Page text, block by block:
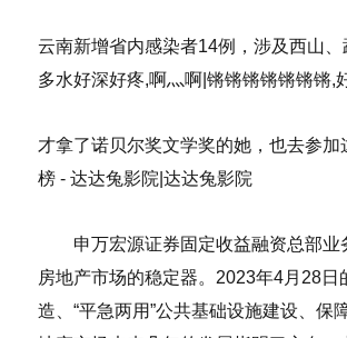
云南新增省内感染者14例，涉及西山
多水好深好疼,啊灬啊|锵锵锵锵锵锵锵,
才拿了诺贝尔奖文学奖的她，也去参
榜 - 达达兔影院|达达兔影院
申万宏源证券固定收益融资总部业
房地产市场的稳定器。2023年4月28日
造、“平急两用”公共基础设施建设、